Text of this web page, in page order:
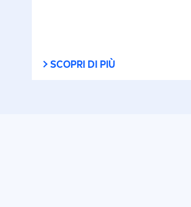
SCOPRI DI PIÙ